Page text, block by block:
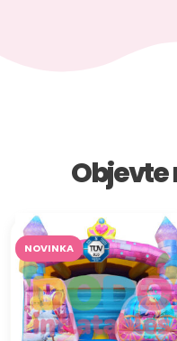
Objevte
NOVINKA